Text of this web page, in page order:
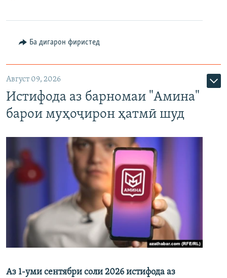
Ба дигарон фиристед
Август 09, 2026
Истифода аз барномаи "Амина"
барои муҳоҷирон ҳатмӣ шуд
Аз 1-уми сентябри соли 2026 истифода аз